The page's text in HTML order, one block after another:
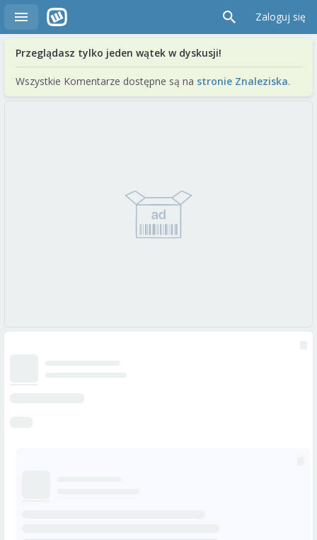
Zaloguj się
Przeglądasz tylko jeden wątek w dyskusji!
Wszystkie Komentarze dostępne są na stronie Znaleziska.